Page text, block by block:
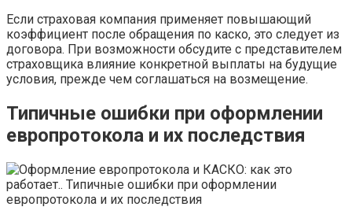
Если страховая компания применяет повышающий
коэффициент после обращения по каско, это следует из
договора. При возможности обсудите с представителем
страховщика влияние конкретной выплаты на будущие
условия, прежде чем соглашаться на возмещение.
Типичные ошибки при оформлении
европротокола и их последствия